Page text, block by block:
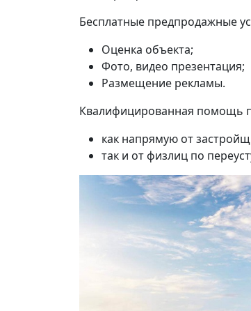
Бесплатные предпродажные
Оценка объекта;
Фото, видео презентация;
Размещение рекламы.
Квалифицированная помощь
как напрямую от
так и от физлиц по